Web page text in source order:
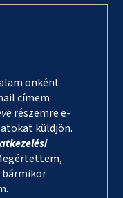
önként
címem
részemre e-
küldjön.
bármikor